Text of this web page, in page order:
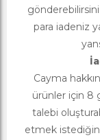
para iadeniz
Cayma
ürünler için 8
talebi
etmek